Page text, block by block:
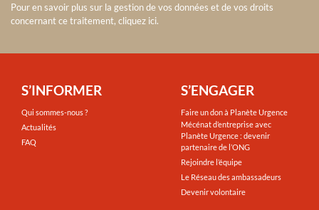
Pour en savoir plus sur la gestion de vos données et de vos droits
concernant ce traitement, cliquez ici.
S’INFORMER
Qui sommes-nous ?
Actualités
FAQ
S’ENGAGER
Faire un don à Planète Urgence
Mécénat d’entreprise avec
Planète Urgence : devenir
partenaire de l’ONG
Rejoindre l’équipe
Le Réseau des ambassadeurs
Devenir volontaire